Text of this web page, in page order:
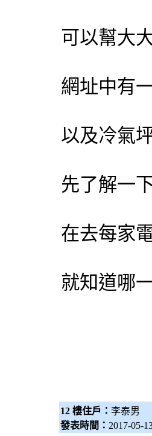
可以幫大
網址中有
以及冷氣
先了解一
在去每家
就知道哪
12 樓住戶： 李泰男
發表時間： 2017-05-